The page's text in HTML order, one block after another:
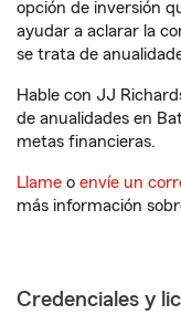
opción de inversión
ayudar a aclarar la
se trata de
Hable con JJ
de anualidades en
metas financieras.
Llame o envíe un
más información
Credenciales y